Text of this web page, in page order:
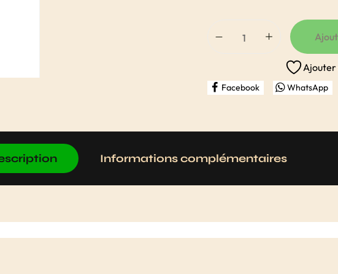
Ajouter
Facebook WhatsApp
Informations complémentaires